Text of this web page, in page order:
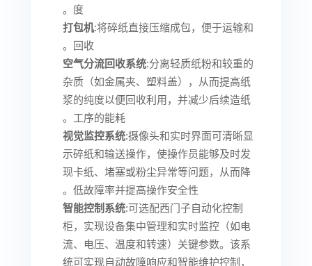
度。
打包机:将碎纸直接压缩成包，便于运输和
回收。
空气分流回收系统:分离轻质纸粉和较重的
杂质（如金属夹、塑料盖），从而提高纸
浆的纯度以便回收利用，并减少后续造纸
工序的能耗。
视觉监控系统:摄像头和实时界面可清晰显
示碎纸和输送操作，使操作员能够及时发
现卡纸、堵塞或粉尘异常等问题，从而降
低故障率并提高操作安全性。
智能控制系统:可选配西门子自动化控制
柜，实现设备集中管理和实时监控（如电
流、电压、温度和转速）关键参数。该系
统可实现自动故障响应和智能维护控制，